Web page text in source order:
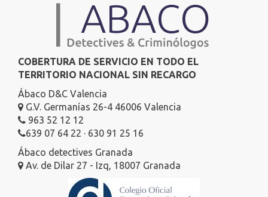
COBERTURA DE SERVICIO EN TODO EL
TERRITORIO NACIONAL SIN RECARGO
Ábaco D&C Valencia
G.V. Germanías 26-4 46006 Valencia
963 52 12 12
639 07 64 22 · 630 91 25 16
Ábaco detectives Granada
Av. de Dilar 27 - Izq, 18007 Granada